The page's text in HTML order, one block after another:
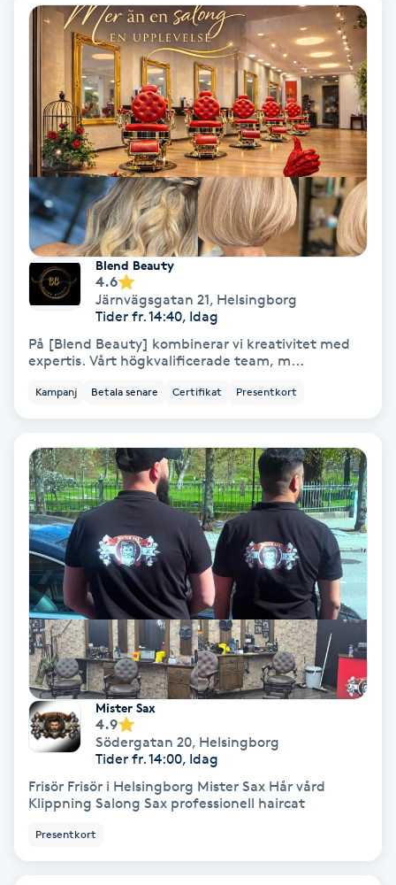
Dermapen
Diamantslipning
Enzympeeling
Extensions
Extensions borttagning
Eyeliner-tatuering
Face framing
Faceliftmassage
Fet hårbotten
Fettreducering
Fibromassage
Fillers
Fotmassage
Fotsvamp
Blend Beauty
4.6
Järnvägsgatan 21, Helsingborg
Tider fr. 14:40, Idag
På [Blend Beauty] kombinerar vi kreativitet med
expertis. Vårt högkvalificerade team, m...
Kampanj Betala senare Certifikat Presentkort
Mister Sax
4.9
Södergatan 20, Helsingborg
Tider fr. 14:00, Idag
Frisör Frisör i Helsingborg Mister Sax Hår vård
Klippning Salong Sax professionell haircat
Presentkort